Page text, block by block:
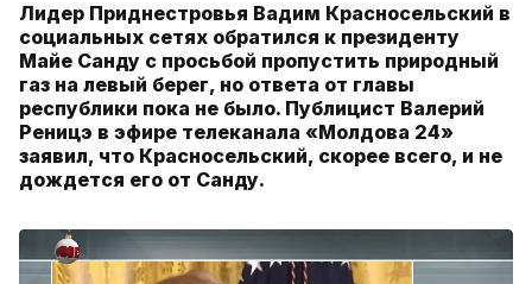
Лидер Приднестровья Вадим Красносельский в
социальных сетях обратился к президенту
Майе Санду с просьбой пропустить природный
газ на левый берег, но ответа от главы
республики пока не было. Публицист Валерий
Реницэ в эфире телеканала «Молдова 24»
заявил, что Красносельский, скорее всего, и не
дождется его от Санду.